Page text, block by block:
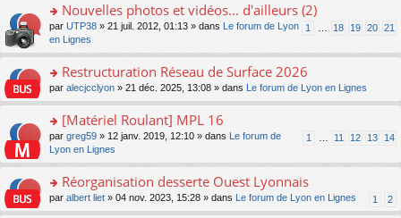
u
s
ré
c
e
nt
o
n
lu
le
u
s
ré
c
e
nt
g
e
n
o
n
lu
u
s
ré
c
e
er
le
m
e
s
s
e
n
o
n
lu
pl
o
n
s
er
le
m
e
s
s
e
n
o
Nouvelles photos et vidéos... d'ailleurs (2)
1 18 19 20 21
par UTP38 » 21 juil. 2012, 01:13 » dans
Le forum de Lyon
en Lignes
o
n
ult
er
le
m
e
s
Restructuration Réseau de Surface 2026
par alecjcclyon » 21 déc. 2025, 13:08 » dans Le forum de Lyon en Lignes
o
s
er
le
[Matériel Roulant] MPL 16
1 11 12 13 14
par greg59 » 12 janv. 2019, 12:10 » dans
Le forum de
Lyon en Lignes
o
n
Réorganisation desserte Ouest Lyonnais
1 2
par albert liet » 04 nov. 2023, 15:28 » dans Le forum de Lyon en Lignes